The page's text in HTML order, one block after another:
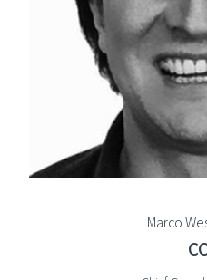
Marco